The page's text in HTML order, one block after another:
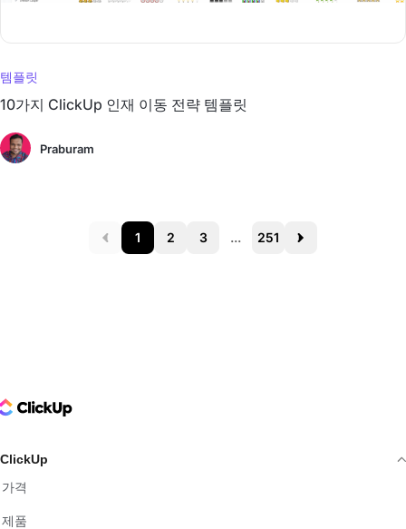
템플릿
10가지 ClickUp 인재 이동 전략 템플릿
Praburam
Prev 1 2 3 ... 251 Next
Logo
ClickUp
가격
제품